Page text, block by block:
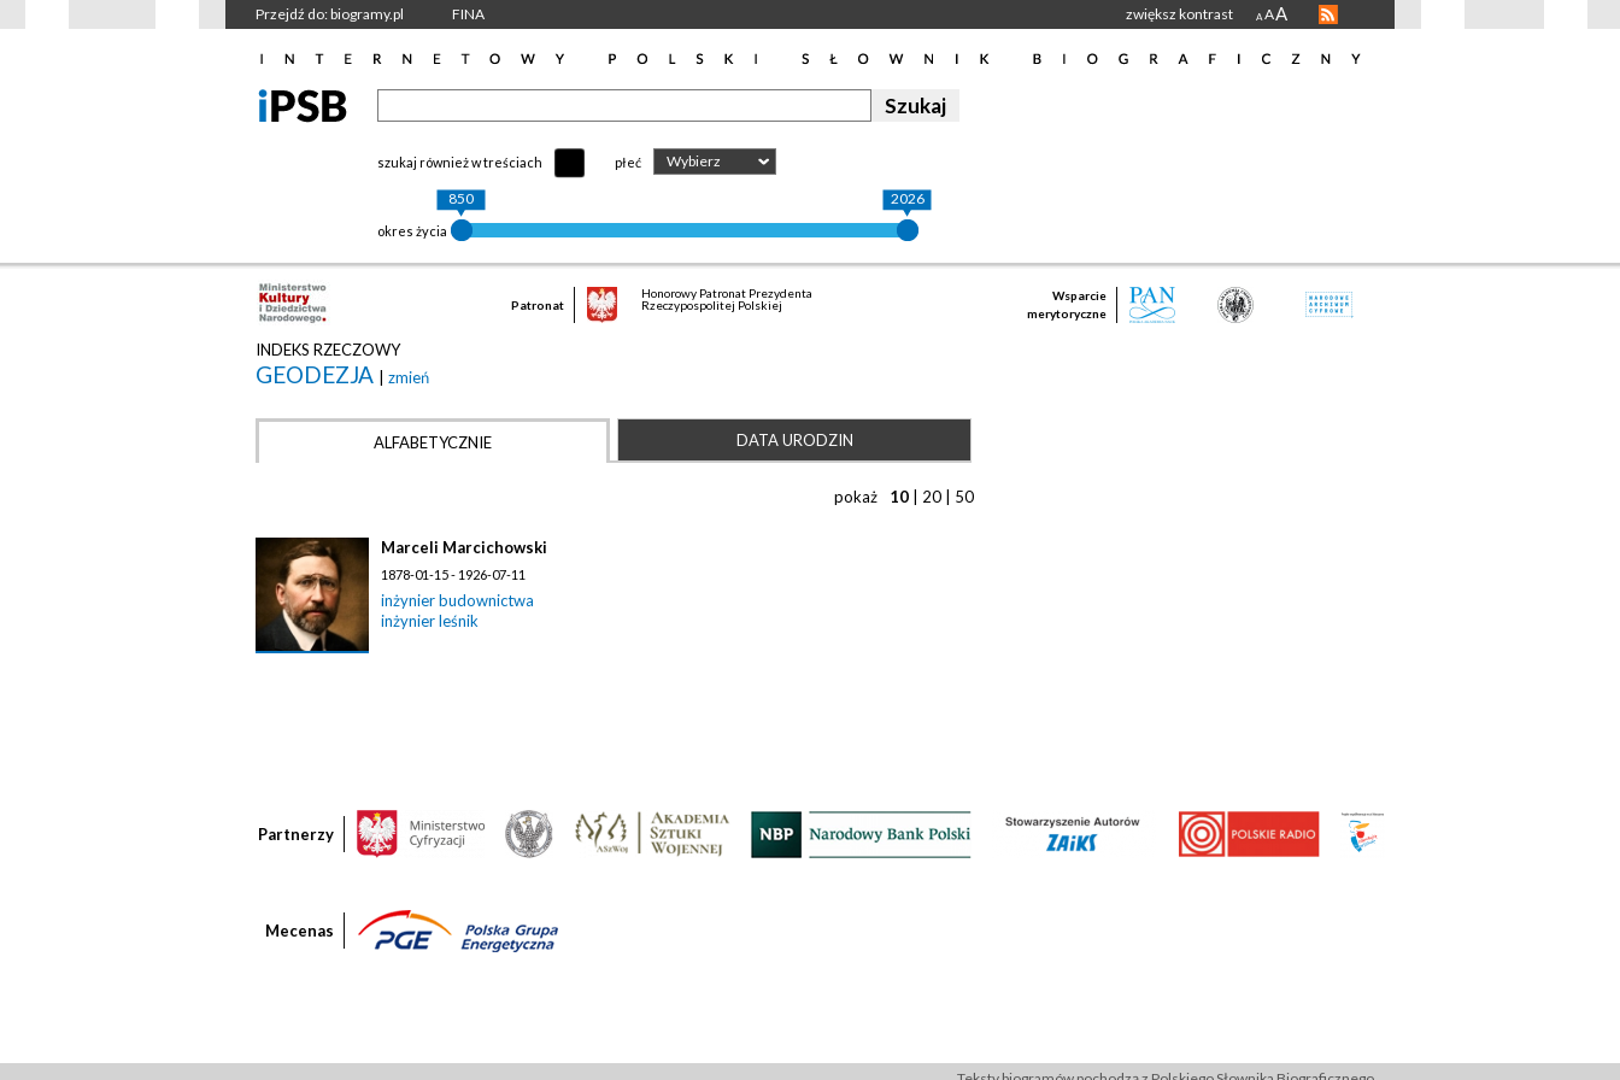
Przejdź do: biogramy.pl FINA zwiększ kontrast A AA
szukaj również w treściach płeć Wybierz
okres życia
850 2026
Patronat
Honorowy Patronat Prezydenta
Rzeczypospolitej Polskiej
Wsparcie
merytoryczne
INDEKS RZECZOWY
GEODEZJA zmień
ALFABETYCZNIE DATA URODZIN
pokaż 10 20 50
Marceli Marcichowski
1878-01-15 - 1926-07-11
inżynier budownictwa
inżynier leśnik
Partnerzy
Mecenas